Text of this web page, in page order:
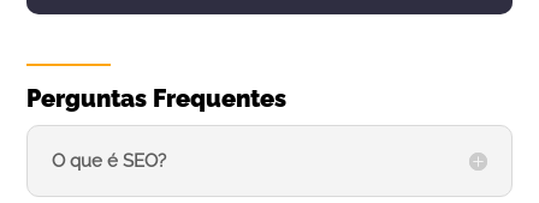
Perguntas Frequentes
O que é SEO?